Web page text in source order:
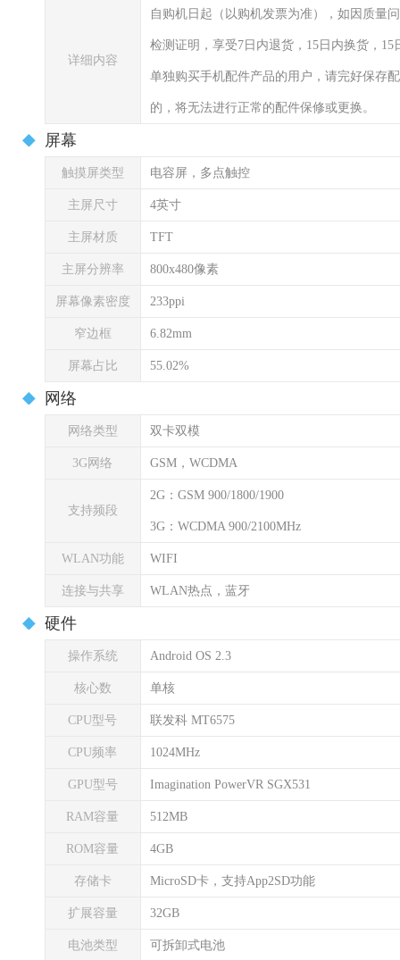
详细内容
自购机日起（以购机发票为准），如因质量
检测证明，享受7日内退货，15日内换货，
单独购买手机配件产品的用户，请完好保存
的，将无法进行正常的配件保修或更换。
屏幕
触摸屏类型 电容屏，多点触控
主屏尺寸 4英寸
主屏材质 TFT
主屏分辨率 800x480像素
屏幕像素密度 233ppi
窄边框 6.82mm
屏幕占比 55.02%
网络
网络类型 双卡双模
3G网络 GSM，WCDMA
支持频段
2G：GSM 900/1800/1900
3G：WCDMA 900/2100MHz
WLAN功能 WIFI
连接与共享 WLAN热点，蓝牙
硬件
操作系统 Android OS 2.3
核心数 单核
CPU型号 联发科 MT6575
CPU频率 1024MHz
GPU型号 Imagination PowerVR SGX531
RAM容量 512MB
ROM容量 4GB
存储卡 MicroSD卡，支持App2SD功能
扩展容量 32GB
电池类型 可拆卸式电池